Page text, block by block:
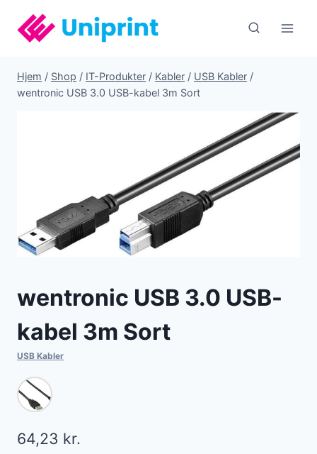
indhold
Hjem / Shop / IT-Produkter / Kabler / USB Kabler /
wentronic USB 3.0 USB-kabel 3m Sort
wentronic USB 3.0 USB-
kabel 3m Sort
USB Kabler
64,23 kr.